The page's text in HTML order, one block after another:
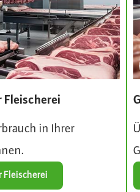
Fleischerei
in Ihrer
Fleischerei